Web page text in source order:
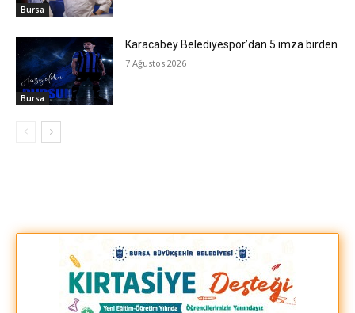
Bursa
Bursa
Karacabey Belediyespor’dan 5 imza birden
7 Ağustos 2026